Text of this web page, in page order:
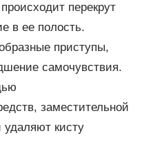
перекрут
в ее полость.
приступы,
самочувствия.
заместительной
удаляют кисту